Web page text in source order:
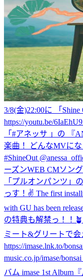
3/8(金)22:00に 「
https://youtu.be/
「#アネッサ 」の 『
楽曲！ どんなMVに
#ShineOut
ーズンWEB CMソン
「プルオンパンツ」
っす！✌️ The first
with GU has been
の特典も解禁っ！！
ミート&グリートで
https://imase.lnk.to/
music.co.jp/imase/
バム imase 1st Album